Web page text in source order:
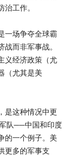
工作。
一场争夺全球霸
而非军事战。
义经济政策（尤
（尤其是美
是这种情况中更
队──中国和印度
的一个例子。美
更多的军事支